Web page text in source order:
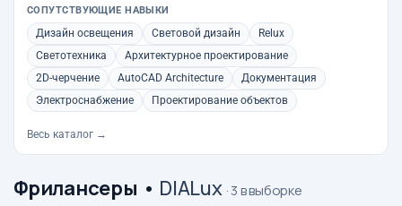
СОПУТСТВУЮЩИЕ НАВЫКИ
Дизайн освещения Световой дизайн
Relux
Светотехника
Архитектурное проектирование
2D-черчение
AutoCAD Architecture
Документация
Электроснабжение
Проектирование объектов
Весь каталог →
Фрилансеры • DIALux · 3 в выборке